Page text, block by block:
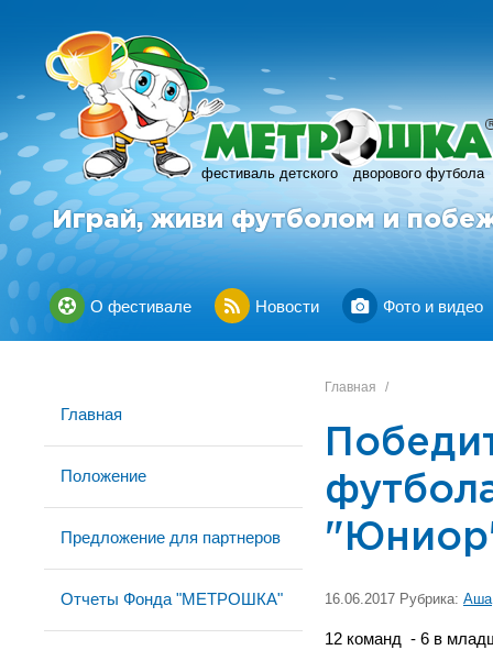
фестиваль детского дворового футбола
R
Играй, живи футболом и
О фестивале Новости Фото и видео
Главная
Положение
Предложение для партнеров
Отчеты Фонда "МЕТРОШКА"
Главная /
16.06.2017 Рубрика: Аша
12 команд - 6 в